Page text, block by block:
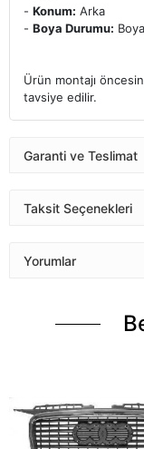
- Konum: Arka
- Boya Durumu:
Ürün montajı
tavsiye edilir.
Garanti ve Teslimat
Taksit Seçenekleri
Yorumlar